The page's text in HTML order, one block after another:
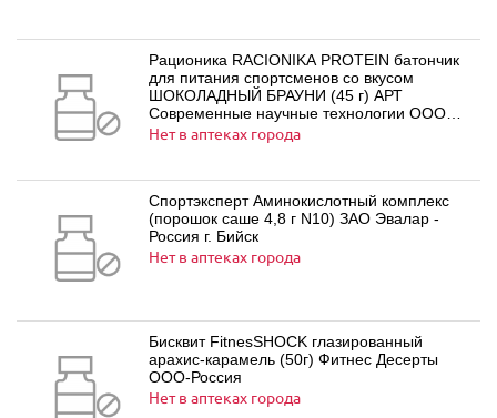
Рационика RACIONIKA PROTEIN батончик
для питания спортсменов со вкусом
ШОКОЛАДНЫЙ БРАУНИ (45 г) АРТ
Современные научные технологии ООО -
Россия
Нет в аптеках города
Спортэксперт Аминокислотный комплекс
(порошок саше 4,8 г N10) ЗАО Эвалар -
Россия г. Бийск
Нет в аптеках города
Бисквит FitnesSHOCK глазированный
арахис-карамель (50г) Фитнес Десерты
ООО-Россия
Нет в аптеках города